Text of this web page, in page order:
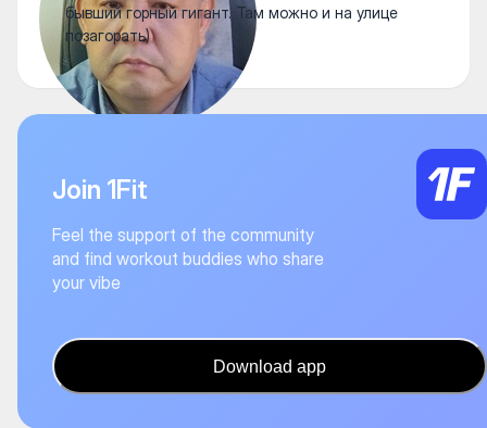
бывший горный гигант. Там можно и на улице
позагорать)
Join 1Fit
Feel the support of the community
and find workout buddies who share
your vibe
Download app